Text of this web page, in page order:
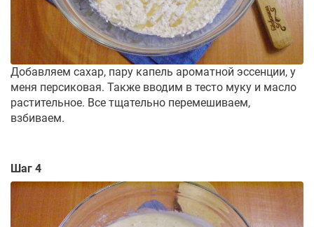
Добавляем сахар, пару капель ароматной эссенции, у
меня персиковая. Также вводим в тесто муку и масло
растительное. Все тщательно перемешиваем,
взбиваем.
Шаг 4